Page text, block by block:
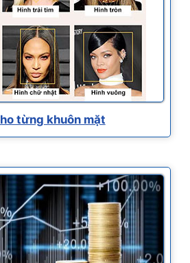
từng khuôn mặt